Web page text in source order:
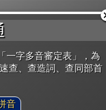
一字多音審定表」，為
查、查造詞、查同部首
音